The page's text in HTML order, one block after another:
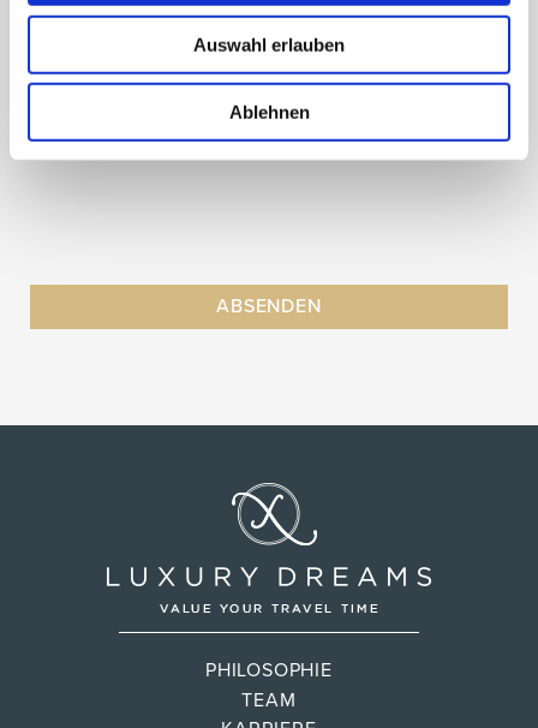
Auswahl erlauben
Ablehnen
FRAGEN UND WÜNSCHE
PHILOSOPHIE
TEAM